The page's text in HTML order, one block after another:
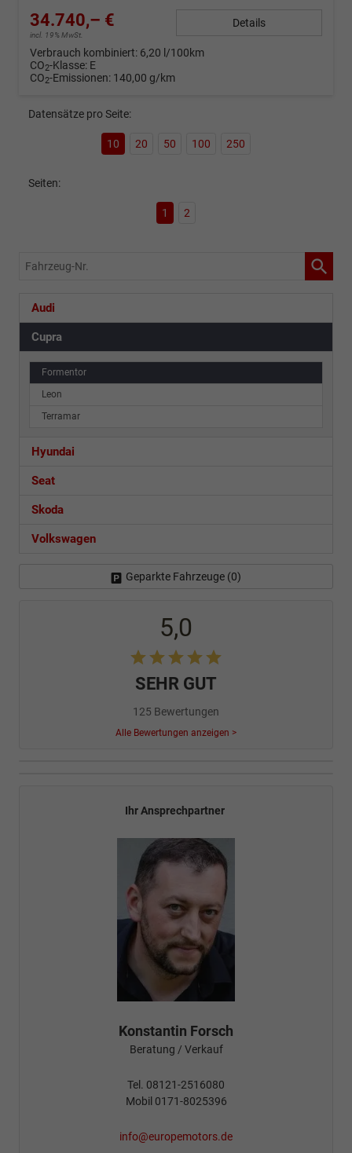
34.740,– €
incl. 19% MwSt.
Details
Verbrauch kombiniert: 6,20 l/100km
CO2-Klasse: E
CO2-Emissionen: 140,00 g/km
Datensätze pro Seite:
10 20 50 100 250
Seiten:
1 2
Fahrzeug-
Audi
Cupra
Formentor
Leon
Terramar
Hyundai
Seat
Skoda
Volkswagen
Geparkte Fahrzeuge (0)
5,0
SEHR GUT
125 Bewertungen
Alle Bewertungen anzeigen >
Ihr Ansprechpartner
Konstantin Forsch
Beratung / Verkauf
Tel. 08121-2516080
Mobil 0171-8025396
info@europemotors.de